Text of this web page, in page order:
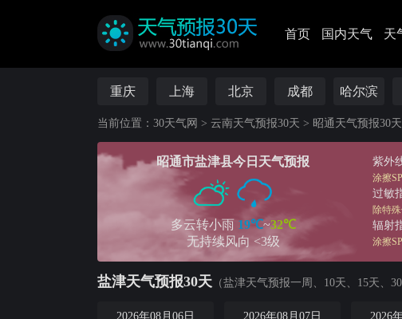
首页 国内天气 天
重庆 上海 北京 成都 哈尔滨
当前位置： 30天气网 > 云南天气预报30天 > 昭通天气预报30天
昭通市盐津县今日天气预报
多云转小雨 19℃~32℃
无持续风向 <3级
紫外
涂擦
过敏
除特
辐射
涂擦
盐津天气预报30天 （盐津天气预报一周、10天、15天、
2026年08月06日
2026年08月07日
2026